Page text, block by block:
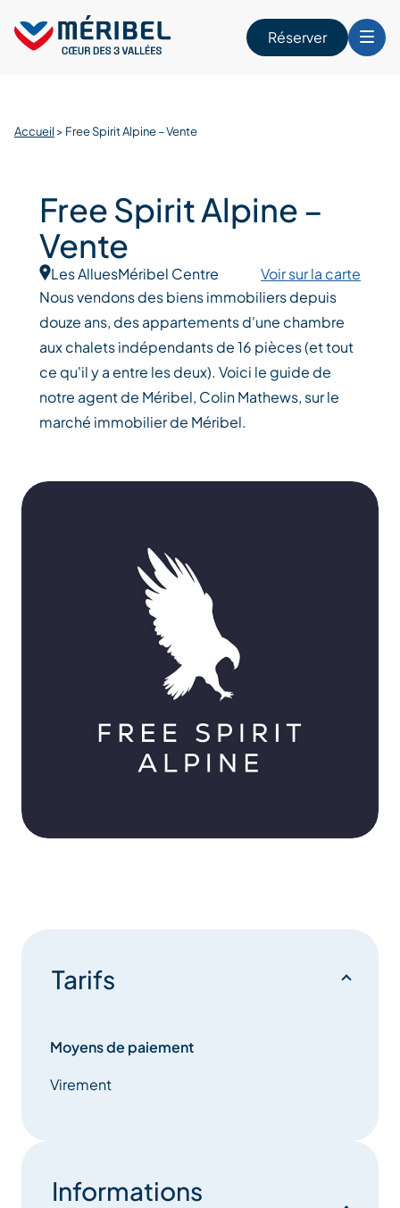
content
Réserver
Accueil > Free Spirit Alpine – Vente
Tarifs
Moyens de paiement
Virement
Informations
Free Spirit Alpine –
Vente
Les AlluesMéribel Centre
Voir sur la carte
Nous vendons des biens immobiliers depuis
douze ans, des appartements d'une chambre
aux chalets indépendants de 16 pièces (et tout
ce qu'il y a entre les deux). Voici le guide de
notre agent de Méribel, Colin Mathews, sur le
marché immobilier de Méribel.